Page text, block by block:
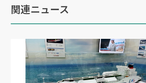
関連ニュース